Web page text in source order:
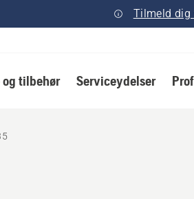
Tilmeld dig
og tilbehør Serviceydelser